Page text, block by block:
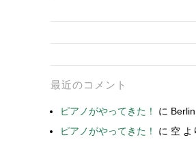
最近のコメント
ピアノがやってきた！ に
ピアノがやってきた！
に 空 よ